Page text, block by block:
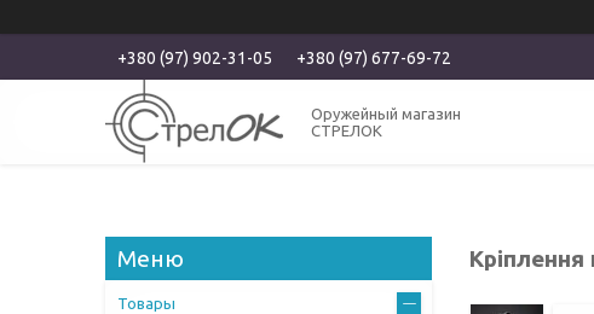
+380 (97) 902-31-05 +380 (97) 677-69-72
Оружейный магазин
СТРЕЛОК
Товары